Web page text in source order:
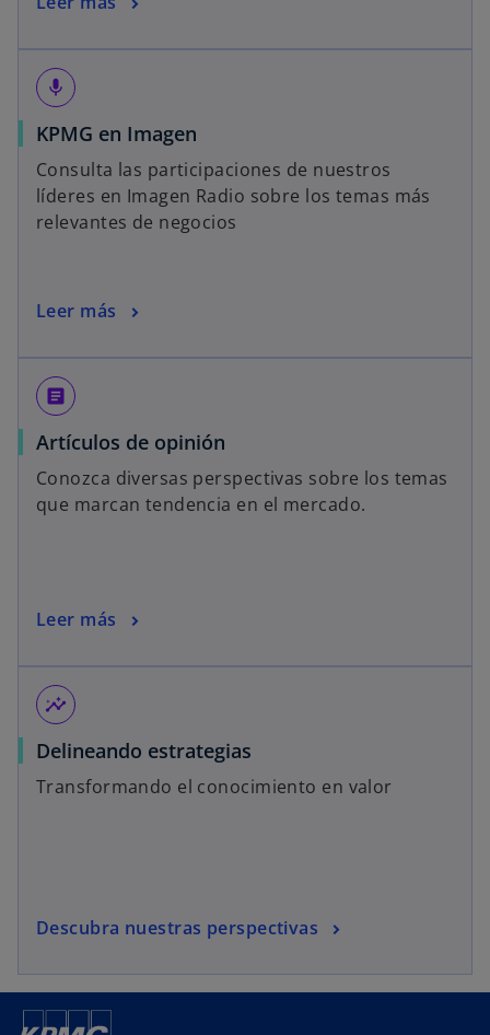
mic
KPMG en Imagen
Consulta las participaciones de nuestros
líderes en Imagen Radio sobre los temas más
relevantes de negocios
Leer más
article
Artículos de opinión
Conozca diversas perspectivas sobre los temas
que marcan tendencia en el mercado.
Leer más
insights
Delineando estrategias
Transformando el conocimiento en valor
Descubra nuestras perspectivas